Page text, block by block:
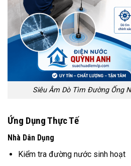
Siêu Âm Dò Tìm Đường Ống
Ứng Dụng Thực Tế
Nhà Dân Dụng
Kiểm tra đường nước sinh hoạt